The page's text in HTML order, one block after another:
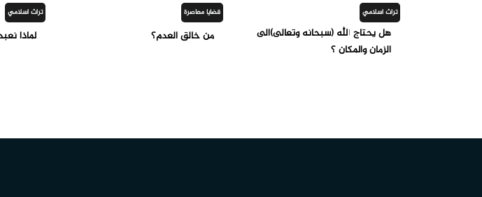
تراث اسلامي
هل يحتاج الله (سبحانه وتعالى)الى
الزمان والمكان ؟
قضايا معاصرة
من خالق العدم؟
تراث اسلامي
لماذا